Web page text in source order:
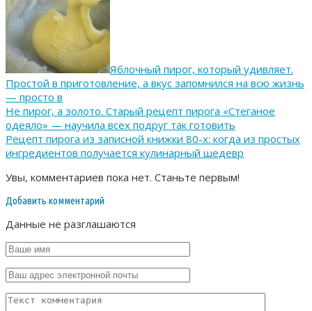
Яблочный пирог, который удивляет.
Простой в приготовление, а вкус запомнился на всю жизнь
— просто в
Не пирог, а золото. Старый рецепт пирога «Стеганое
одеяло» — научила всех подруг так готовить
Рецепт пирога из записной книжки 80-х: когда из простых
ингредиентов получается кулинарный шедевр
Увы, комментариев пока нет. Станьте первым!
Добавить комментарий
Данные не разглашаются